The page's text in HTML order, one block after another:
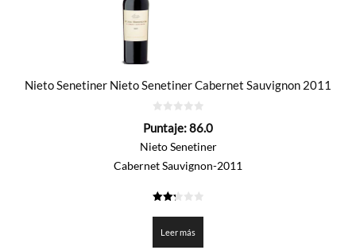
Nieto Senetiner Nieto Senetiner Cabernet Sauvignon 2011
de
Puntaje:86.0
Nieto Senetiner
Cabernet Sauvignon-2011
Leer más